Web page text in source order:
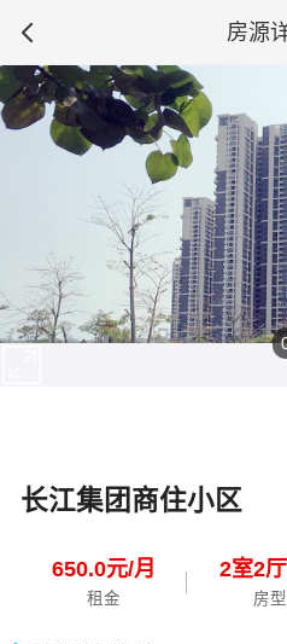
房源
长江集团商住小区
650.0元/月
租金
2室2厅
房型